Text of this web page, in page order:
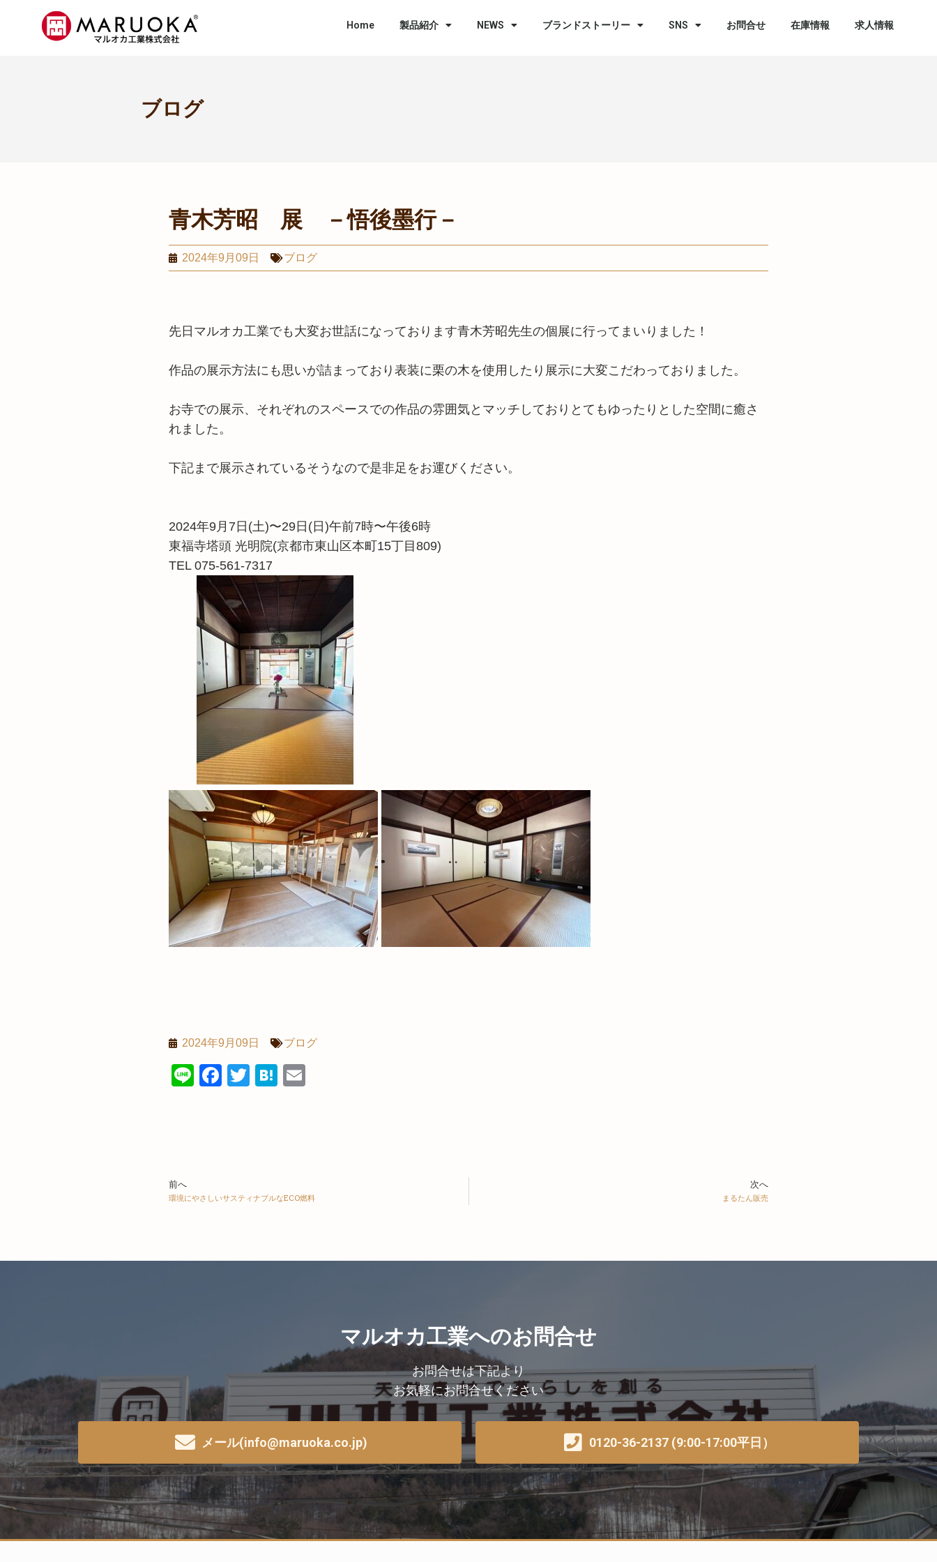
Home 製品紹介 NEWS ブランドストーリー SNS お問合せ 在庫情報 求人情報
ブログ
青木芳昭 展 －悟後墨行－
2024年9月09日 ブログ
先日マルオカ工業でも大変お世話になっております青木芳昭先生の個展に行ってまいりました！
作品の展示方法にも思いが詰まっており表装に栗の木を使用したり展示に大変こだわっておりました。
お寺での展示、それぞれのスペースでの作品の雰囲気とマッチしておりとてもゆったりとした空間に癒さ
れました。
下記まで展示されているそうなので是非足をお運びください。
2024年9月7日(土)〜29日(日)午前7時〜午後6時
東福寺塔頭 光明院(京都市東山区本町15丁目809)
TEL 075-561-7317
2024年9月09日 ブログ
LineFacebook
TwitterHatena
前へ
環境にやさしいサスティナブルなECO燃料
次へ
まるたん販売
マルオカ工業へのお問合せ
お問合せは下記より
お気軽にお問合せください
メール(info@maruoka.co.jp) 0120-36-2137 (9:00-17:00平日）